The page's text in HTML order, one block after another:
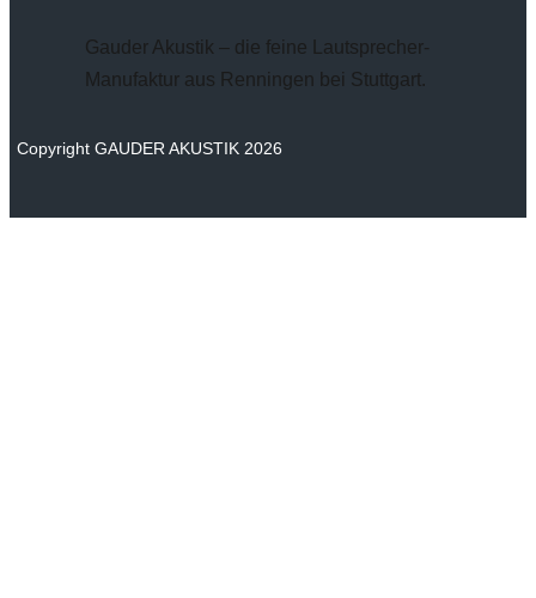
Gauder Akustik – die feine Lautsprecher-
Manufaktur aus Renningen bei Stuttgart.
Copyright GAUDER AKUSTIK 2026